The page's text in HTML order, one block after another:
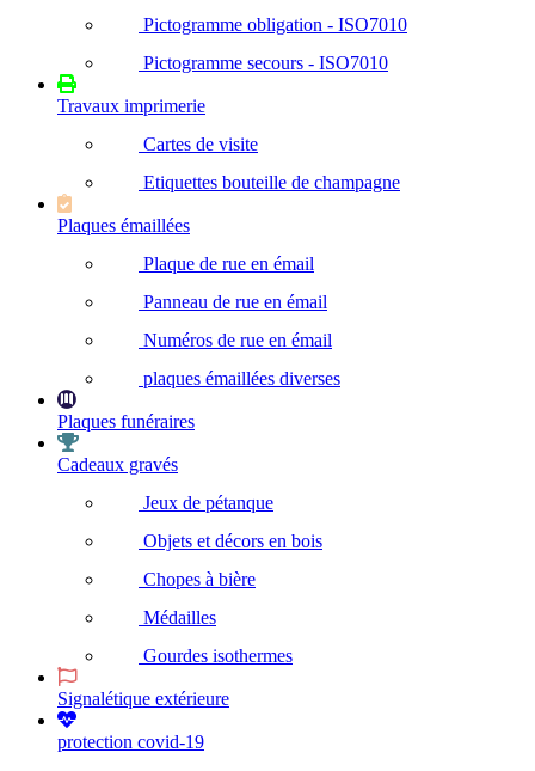
Pictogramme obligation - ISO7010
Pictogramme secours - ISO7010
Travaux imprimerie
Cartes de visite
Etiquettes bouteille de champagne
Plaques émaillées
Plaque de rue en émail
Panneau de rue en émail
Numéros de rue en émail
plaques émaillées diverses
Plaques funéraires
Cadeaux gravés
Jeux de pétanque
Objets et décors en bois
Chopes à bière
Médailles
Gourdes isothermes
Signalétique extérieure
protection covid-19